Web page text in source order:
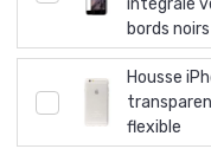
intégrale
bords noirs
Housse
flexible